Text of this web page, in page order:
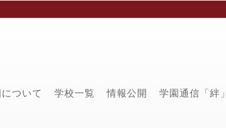
ついて 学校一覧 情報公開 学園通信「絆」